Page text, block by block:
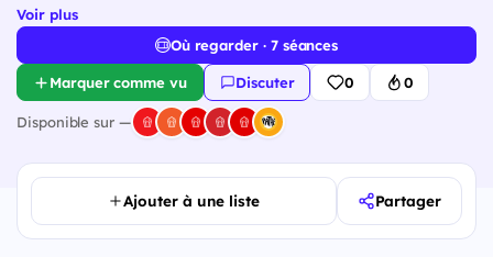
record de la traversée de la Manche à la nage. Face à la
pression sociale et sanctionnée par sa famille qui menace de
lui retirer son fils, elle affronte…
Voir plus
Où regarder · 7 séances
Marquer comme vu Discuter 0 0
Disponible sur —
Ajouter à une liste Partager